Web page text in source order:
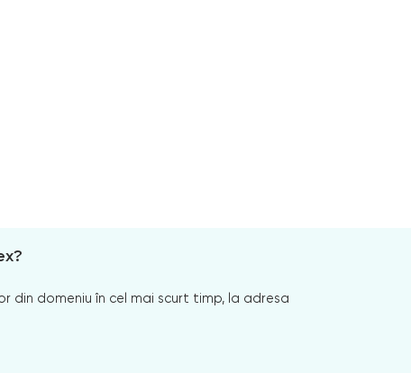
din domeniu în cel mai scurt timp, la adresa